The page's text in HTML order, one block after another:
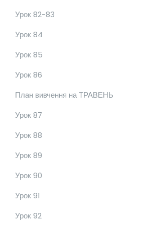
Урок 82-83
Урок 84
Урок 85
Урок 86
План вивчення на ТРАВЕНЬ
Урок 87
Урок 88
Урок 89
Урок 90
Урок 91
Урок 92